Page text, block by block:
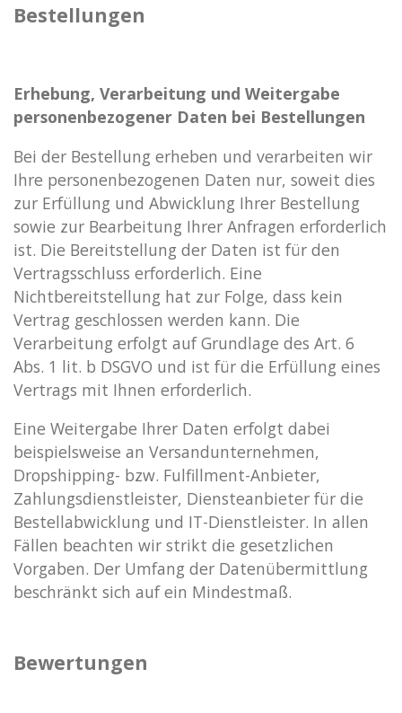
Bestellungen
Erhebung, Verarbeitung und Weitergabe
personenbezogener Daten bei Bestellungen
Bei der Bestellung erheben und verarbeiten wir
Ihre personenbezogenen Daten nur, soweit dies
zur Erfüllung und Abwicklung Ihrer Bestellung
sowie zur Bearbeitung Ihrer Anfragen erforderlich
ist. Die Bereitstellung der Daten ist für den
Vertragsschluss erforderlich. Eine
Nichtbereitstellung hat zur Folge, dass kein
Vertrag geschlossen werden kann. Die
Verarbeitung erfolgt auf Grundlage des Art. 6
Abs. 1 lit. b DSGVO und ist für die Erfüllung eines
Vertrags mit Ihnen erforderlich.
Eine Weitergabe Ihrer Daten erfolgt dabei
beispielsweise an Versandunternehmen,
Dropshipping- bzw. Fulfillment-Anbieter,
Zahlungsdienstleister, Diensteanbieter für die
Bestellabwicklung und IT-Dienstleister. In allen
Fällen beachten wir strikt die gesetzlichen
Vorgaben. Der Umfang der Datenübermittlung
beschränkt sich auf ein Mindestmaß.
Bewertungen